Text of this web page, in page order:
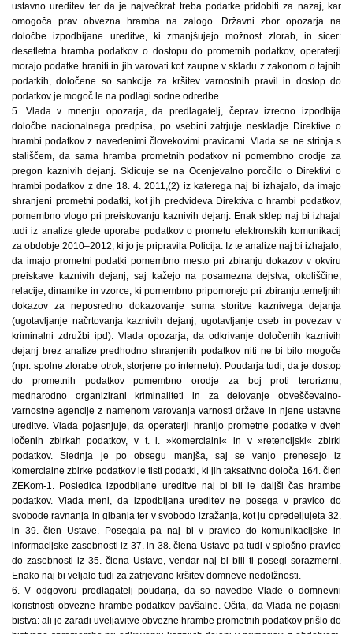
ustavno ureditev ter da je največkrat treba podatke pridobiti za nazaj, kar
omogoča prav obvezna hramba na zalogo. Državni zbor opozarja na
določbe izpodbijane ureditve, ki zmanjšujejo možnost zlorab, in sicer:
desetletna hramba podatkov o dostopu do prometnih podatkov, operaterji
morajo podatke hraniti in jih varovati kot zaupne v skladu z zakonom o tajnih
podatkih, določene so sankcije za kršitev varnostnih pravil in dostop do
podatkov je mogoč le na podlagi sodne odredbe.
5. Vlada v mnenju opozarja, da predlagatelj, čeprav izrecno izpodbija
določbe nacionalnega predpisa, po vsebini zatrjuje neskladje Direktive o
hrambi podatkov z navedenimi človekovimi pravicami. Vlada se ne strinja s
stališčem, da sama hramba prometnih podatkov ni pomembno orodje za
pregon kaznivih dejanj. Sklicuje se na Ocenjevalno poročilo o Direktivi o
hrambi podatkov z dne 18. 4. 2011,(2) iz katerega naj bi izhajalo, da imajo
shranjeni prometni podatki, kot jih predvideva Direktiva o hrambi podatkov,
pomembno vlogo pri preiskovanju kaznivih dejanj. Enak sklep naj bi izhajal
tudi iz analize glede uporabe podatkov o prometu elektronskih komunikacij
za obdobje 2010–2012, ki jo je pripravila Policija. Iz te analize naj bi izhajalo,
da imajo prometni podatki pomembno mesto pri zbiranju dokazov v okviru
preiskave kaznivih dejanj, saj kažejo na posamezna dejstva, okoliščine,
relacije, dinamike in vzorce, ki pomembno pripomorejo pri zbiranju temeljnih
dokazov za neposredno dokazovanje suma storitve kaznivega dejanja
(ugotavljanje načrtovanja kaznivih dejanj, ugotavljanje oseb in povezav v
kriminalni združbi ipd). Vlada opozarja, da odkrivanje določenih kaznivih
dejanj brez analize predhodno shranjenih podatkov niti ne bi bilo mogoče
(npr. spolne zlorabe otrok, storjene po internetu). Poudarja tudi, da je dostop
do prometnih podatkov pomembno orodje za boj proti terorizmu,
mednarodno organizirani kriminaliteti in za delovanje obveščevalno-
varnostne agencije z namenom varovanja varnosti države in njene ustavne
ureditve. Vlada pojasnjuje, da operaterji hranijo prometne podatke v dveh
ločenih zbirkah podatkov, v t. i. »komercialni« in v »retencijski« zbirki
podatkov. Slednja je po obsegu manjša, saj se vanjo prenesejo iz
komercialne zbirke podatkov le tisti podatki, ki jih taksativno določa 164. člen
ZEKom-1. Posledica izpodbijane ureditve naj bi bil le daljši čas hrambe
podatkov. Vlada meni, da izpodbijana ureditev ne posega v pravico do
svobode ravnanja in gibanja ter v svobodo izražanja, kot ju opredeljujeta 32.
in 39. člen Ustave. Posegala pa naj bi v pravico do komunikacijske in
informacijske zasebnosti iz 37. in 38. člena Ustave pa tudi v splošno pravico
do zasebnosti iz 35. člena Ustave, vendar naj bi bili ti posegi sorazmerni.
Enako naj bi veljalo tudi za zatrjevano kršitev domneve nedolžnosti.
6. V odgovoru predlagatelj poudarja, da so navedbe Vlade o domnevni
koristnosti obvezne hrambe podatkov pavšalne. Očita, da Vlada ne pojasni
bistva: ali je zaradi uveljavitve obvezne hrambe prometnih podatkov prišlo do